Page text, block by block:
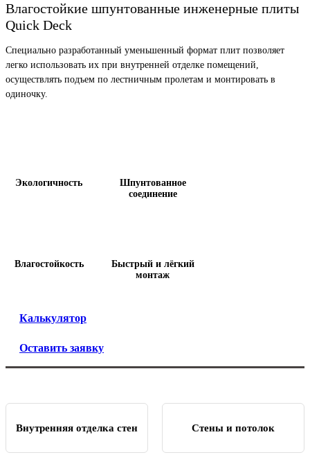
Влагостойкие шпунтованные инженерные плиты
Quick Deck
Специально разработанный уменьшенный формат плит позволяет
легко использовать их при внутренней отделке помещений,
осуществлять подъем по лестничным пролетам и монтировать в
одиночку.
Экологичность
Шпунтованное
соединение
Влагостойкость
Быстрый и лёгкий
монтаж
Калькулятор
Оставить заявку
Внутренняя отделка стен Стены и потолок